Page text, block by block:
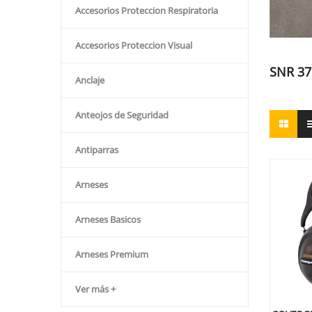
Accesorios Proteccion Respiratoria
Accesorios Proteccion Visual
Anclaje
Anteojos de Seguridad
Antiparras
Arneses
Arneses Basicos
Arneses Premium
Ver más +
SNR